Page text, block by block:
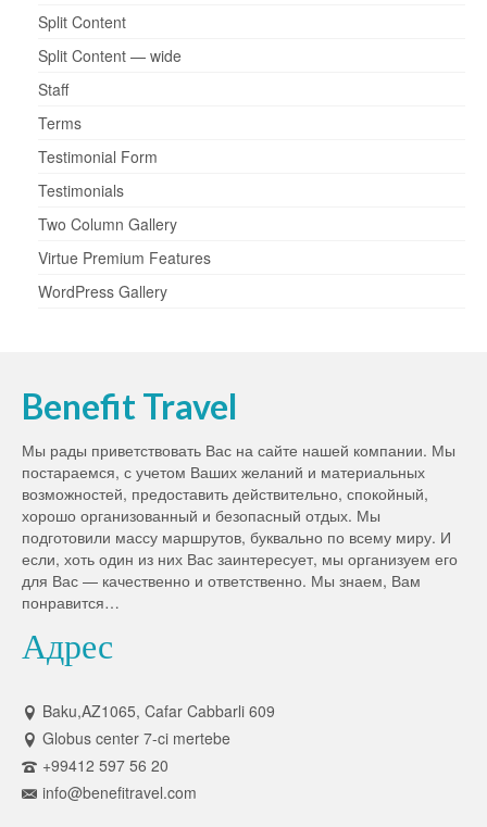
Split Content
Split Content — wide
Staff
Terms
Testimonial Form
Testimonials
Two Column Gallery
Virtue Premium Features
WordPress Gallery
Benefit Travel
Мы рады приветствовать Вас на сайте нашей компании. Мы
постараемся, с учетом Ваших желаний и материальных
возможностей, предоставить действительно, спокойный,
хорошо организованный и безопасный отдых. Мы
подготовили массу маршрутов, буквально по всему миру. И
если, хоть один из них Вас заинтересует, мы организуем его
для Вас — качественно и ответственно. Мы знаем, Вам
понравится…
Адрес
Baku,AZ1065, Cafar Cabbarli 609
Globus center 7-ci mertebe
+99412 597 56 20
info@benefitravel.com